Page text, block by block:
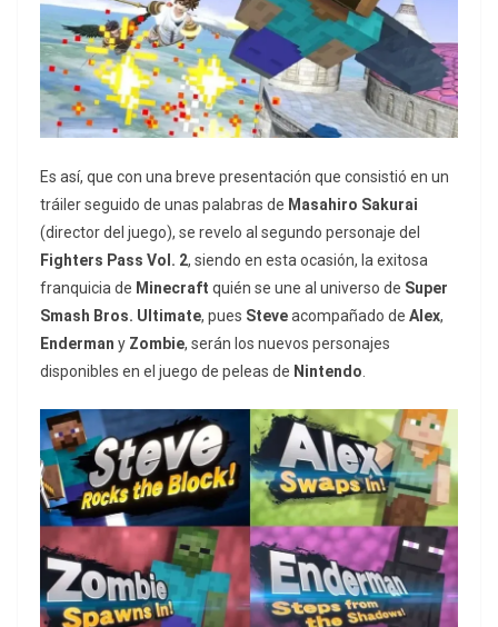
Es así, que con una breve presentación que consistió en un
tráiler seguido de unas palabras de Masahiro Sakurai
(director del juego), se revelo al segundo personaje del
Fighters Pass Vol. 2, siendo en esta ocasión, la exitosa
franquicia de Minecraft quién se une al universo de Super
Smash Bros. Ultimate, pues Steveacompañado de Alex,
Enderman y Zombie, serán los nuevos personajes
disponibles en el juego de peleas de Nintendo